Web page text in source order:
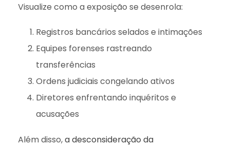
Visualize como a exposição se desenrola:
Registros bancários selados e intimações
Equipes forenses rastreando
transferências
Ordens judiciais congelando ativos
Diretores enfrentando inquéritos e
acusações
Além disso,a desconsideração da